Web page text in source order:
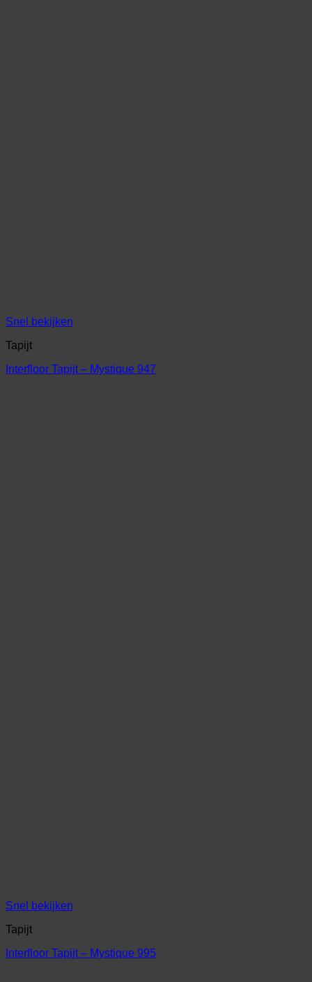
Snel bekijken
Tapijt
Interfloor Tapijt – Mystique 947
Snel bekijken
Tapijt
Interfloor Tapijt – Mystique 995